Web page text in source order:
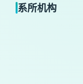
系所机构